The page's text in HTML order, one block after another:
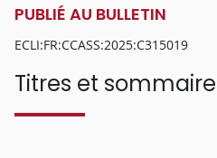
PUBLIÉ AU BULLETIN
ECLI:FR:CCASS:2025:C315019
Titres et